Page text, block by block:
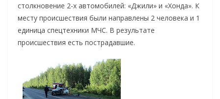
столкновение 2-х автомобилей: «Джили» и «Хонда». К
месту происшествия были направлены 2 человека и 1
единица спецтехники МЧС. В результате
происшествия есть пострадавшие.